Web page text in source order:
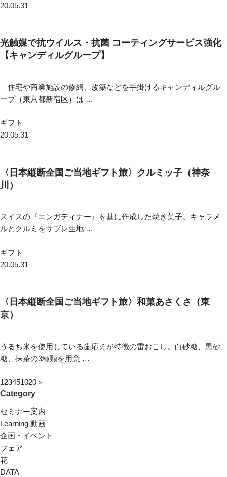
20.05.31
光触媒で抗ウイルス・抗菌 コーティングサービス強化
【キャンディルグループ】
住宅や商業施設の修繕、改築などを手掛けるキャンディルグル
ープ（東京都新宿区）は …
ギフト
20.05.31
〈日本縦断全国ご当地ギフト旅〉クルミッ子（神奈
川）
スイスの『エンガディナー』を基に作成した焼き菓子。キャラメ
ルとクルミをサブレ生地 …
ギフト
20.05.31
〈日本縦断全国ご当地ギフト旅〉和菓あさくさ（東
京）
うるち米を使用している歯応えが特徴の雷おこし。白砂糖、黒砂
糖、抹茶の3種類を用意 …
123451020＞
Category
セミナー案内
Learning 動画
企画・イベント
フェア
花
DATA